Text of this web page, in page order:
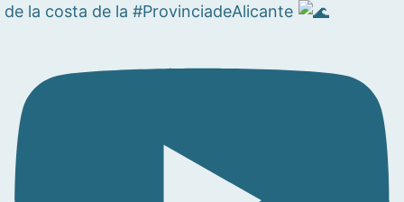
de la costa de la #ProvinciadeAlicante